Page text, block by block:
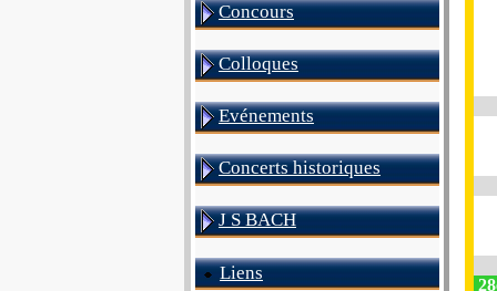
Concours
Colloques
Evénements
Concerts historiques
J S BACH
Liens